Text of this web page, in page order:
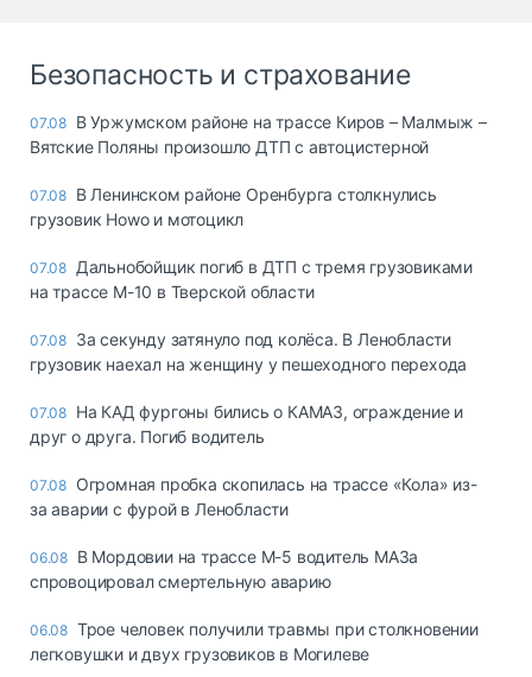
Безопасность и страхование
07.08 В Уржумском районе на трассе Киров – Малмыж –
Вятские Поляны произошло ДТП с автоцистерной
07.08 В Ленинском районе Оренбурга столкнулись
грузовик Howo и мотоцикл
07.08 Дальнобойщик погиб в ДТП с тремя грузовиками
на трассе М-10 в Тверской области
07.08 За секунду затянуло под колёса. В Ленобласти
грузовик наехал на женщину у пешеходного перехода
07.08 На КАД фургоны бились о КАМАЗ, ограждение и
друг о друга. Погиб водитель
07.08 Огромная пробка скопилась на трассе «Кола» из-
за аварии с фурой в Ленобласти
06.08 В Мордовии на трассе М-5 водитель МАЗа
спровоцировал смертельную аварию
06.08 Трое человек получили травмы при столкновении
легковушки и двух грузовиков в Могилеве